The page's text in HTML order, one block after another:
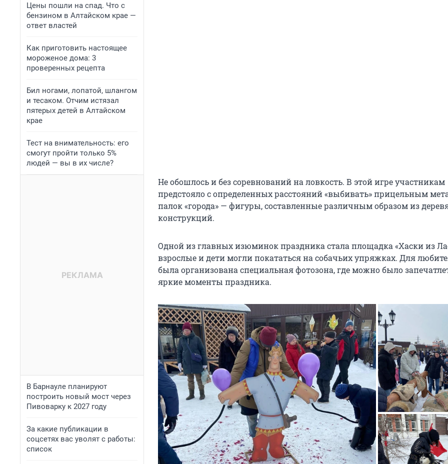
Цены пошли на спад. Что с
бензином в Алтайском крае —
ответ властей
Как приготовить настоящее
мороженое дома: 3
проверенных рецепта
Бил ногами, лопатой, шлангом
и тесаком. Отчим истязал
пятерых детей в Алтайском
крае
Тест на внимательность: его
смогут пройти только 5%
людей — вы в их числе?
В Барнауле планируют
построить новый мост через
Пивоварку к 2027 году
За какие публикации в
соцсетях вас уволят с работы:
список
Не обошлось и без соревнований на ловкость. В этой игре участникам
предстояло с определенных расстояний «выбивать» прицельным
палок «города» — фигуры, составленные различным образом из
конструкций.
Одной из главных изюминок праздника стала площадка «Хаски из
взрослые и дети могли покататься на собачьих упряжках. Для
была организована специальная фотозона, где можно было
яркие моменты праздника.